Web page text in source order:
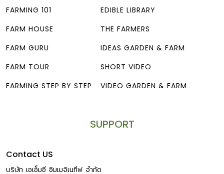
FARMING 101
FARM HOUSE
FARM GURU
FARM TOUR
FARMING STEP BY STEP
EDIBLE LIBRARY
THE FARMERS
IDEAS GARDEN & FARM
SHORT VIDEO
VIDEO GARDEN & FARM
SUPPORT
Contact US
บริษัท เอเอ็มอี อิมเมจิเนทีฟ จำกัด